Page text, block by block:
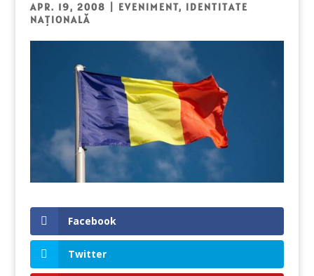
APR. 19, 2008 EVENIMENT, IDENTITATE
NAȚIONALĂ
Facebook
Twitter